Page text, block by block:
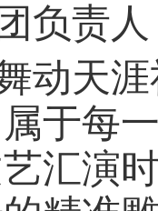
负责
动天
于每
汇演